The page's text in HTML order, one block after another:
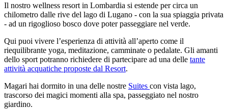
Il nostro wellness resort in Lombardia si estende per circa un
chilometro dalle rive del lago di Lugano - con la sua spiaggia privata
- ad un rigoglioso bosco dove poter passeggiare nel verde.
Qui puoi vivere l’esperienza di attività all’aperto come il
riequilibrante yoga, meditazione, camminate o pedalate. Gli amanti
dello sport potranno richiedere di partecipare ad una delle tante
attività acquatiche proposte dal Resort.
Magari hai dormito in una delle nostre Suites con vista lago,
trascorso dei magici momenti alla spa, passeggiato nel nostro
giardino.